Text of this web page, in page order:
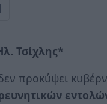
Τσίχλης*
προκύψει